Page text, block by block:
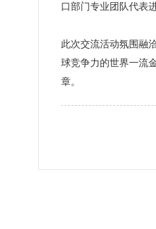
口部门专业团队代表
此次交流活动氛围融
球竞争力的世界一流
章。